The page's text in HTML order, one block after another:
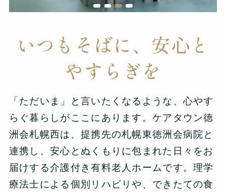
いつもそばに、安心と
やすらぎを
「ただいま」と言いたくなるような、心やす
らぐ暮らしがここにあります。ケアタウン徳
洲会札幌西は、提携先の札幌東徳洲会病院と
連携し、安心とぬくもりに包まれた日々をお
届けする介護付き有料老人ホームです。理学
療法士による個別リハビリや、できたての食